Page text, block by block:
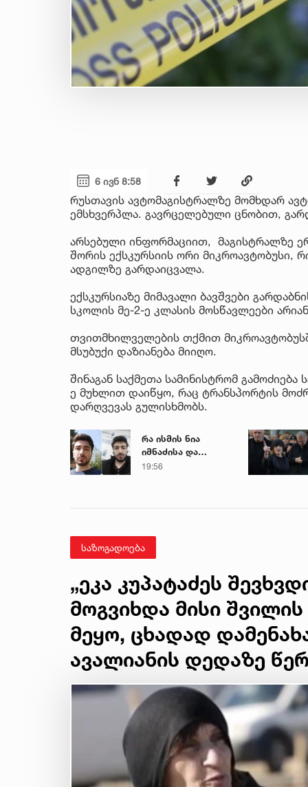
6 ივნ 8:58
რუსთავის ავტომაგისტრალზე მომხდარ
ემსხვერპლა. გავრცელებული ცნობით,
არსებული ინფორმაციით, მაგისტრალზე
შორის ექსკურსიის ორი მიკროავტობუსი,
ადგილზე გარდაიცვალა.
ექსკურსიაზე მიმავალი ბავშვები
სკოლის მე-2-ე კლასის მოსწავლეები
თვითმხილველების თქმით
მსუბუქი დაზიანება მიიღო.
შინაგან საქმეთა სამინისტრომ
ე მუხლით დაიწყო, რაც ტრანსპორტის
დარღვევას გულისხმობს.
რა ისმის ნია
იმნაძისა და
მამამისის ფარული
19:56
საზოგადოება
„ეკა კუპატაძეს
მოგვიხდა მისი
მეყო, ცხადად
ავალიანის დედაზე